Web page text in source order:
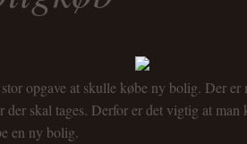
opgave at skulle købe ny bolig. Der er
der skal tages. Derfor er det vigtig at
en ny bolig.